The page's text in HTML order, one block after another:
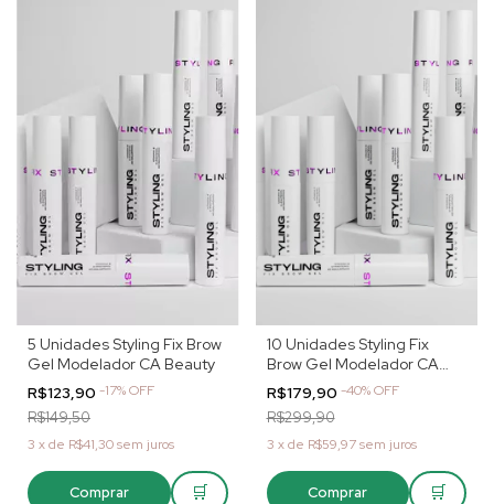
5 Unidades Styling Fix Brow
Gel Modelador CA Beauty
R$123,90 -17%OFF
R$149,50
3 xde R$41,30sem juros
Comprar 🛒
10 Unidades Styling Fix
Brow Gel Modelador CA
Beauty
R$179,90 -40%OFF
R$299,90
3 xde R$59,97 sem juros
Comprar 🛒